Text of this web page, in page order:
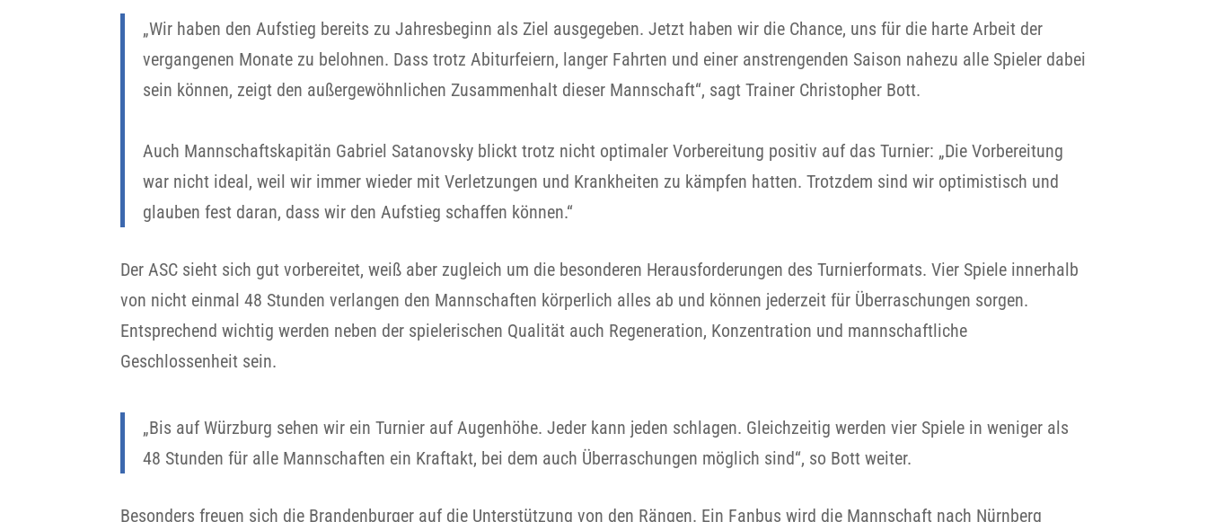
„Wir haben den Aufstieg bereits zu Jahresbeginn als Ziel ausgegeben. Jetzt haben wir die Chance, uns für die harte Arbeit der
vergangenen Monate zu belohnen. Dass trotz Abiturfeiern, langer Fahrten und einer anstrengenden Saison nahezu alle Spieler dabei
sein können, zeigt den außergewöhnlichen Zusammenhalt dieser Mannschaft“, sagt Trainer Christopher Bott.
Auch Mannschaftskapitän Gabriel Satanovsky blickt trotz nicht optimaler Vorbereitung positiv auf das Turnier: „Die Vorbereitung
war nicht ideal, weil wir immer wieder mit Verletzungen und Krankheiten zu kämpfen hatten. Trotzdem sind wir optimistisch und
glauben fest daran, dass wir den Aufstieg schaffen können.“
Der ASC sieht sich gut vorbereitet, weiß aber zugleich um die besonderen Herausforderungen des Turnierformats. Vier Spiele innerhalb
von nicht einmal 48 Stunden verlangen den Mannschaften körperlich alles ab und können jederzeit für Überraschungen sorgen.
Entsprechend wichtig werden neben der spielerischen Qualität auch Regeneration, Konzentration und mannschaftliche
Geschlossenheit sein.
„Bis auf Würzburg sehen wir ein Turnier auf Augenhöhe. Jeder kann jeden schlagen. Gleichzeitig werden vier Spiele in weniger als
48 Stunden für alle Mannschaften ein Kraftakt, bei dem auch Überraschungen möglich sind“, so Bott weiter.
Besonders freuen sich die Brandenburger auf die Unterstützung von den Rängen. Ein Fanbus wird die Mannschaft nach Nürnberg